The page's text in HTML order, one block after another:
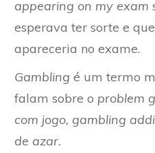
appearing on my exam
esperava ter sorte e
apareceria no exame.
Gambling é um termo
falam sobre o problem
com jogo, gambling
de azar.